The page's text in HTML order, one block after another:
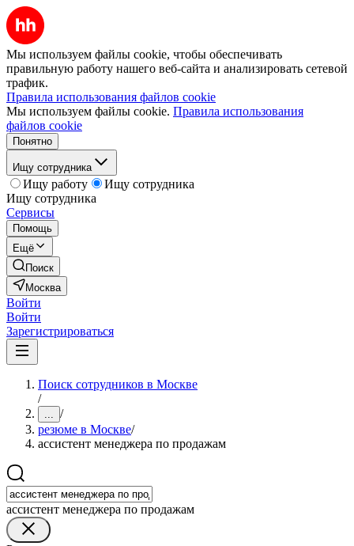
Мы используем файлы cookie, чтобы обеспечивать
правильную работу нашего веб-сайта и анализировать сетевой
трафик.
Правила использования файлов cookie
Мы используем файлы cookie. Правила использования
файлов cookie
Понятно
Ищу сотрудника
Ищу работу
Ищу сотрудника
Ищу сотрудника
Сервисы
Помощь
Ещё
Поиск
Москва
Войти
Войти
Зарегистрироваться
Поиск сотрудников в Москве
/
... /
резюме в Москве/
ассистент менеджера по продажам
ассистент менеджера по продажам